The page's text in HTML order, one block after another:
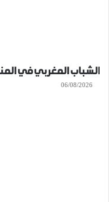
الشباب المغربي في
06/08/2026